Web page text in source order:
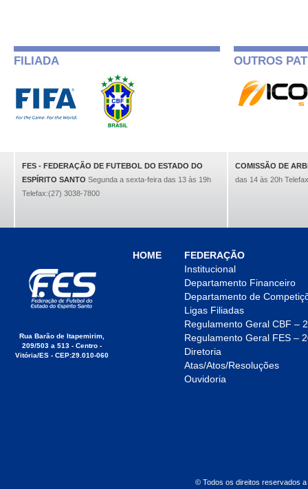
FILIADA OUTROS
FES - FEDERAÇÃO DE FUTEBOL DO ESTADO DO
ESPÍRITO SANTO Segunda a sexta-feira das 13 às 19h
Telefax:(27) 3038-7800
COMISSÃO DE
das 14 às 20h
Rua Barão de Itapemirim,
209/503 a 513 - Centro -
Vitória/ES - CEP:29.010-060
HOME
FEDERAÇÃO
Institucional
Departamento Financeiro
Departamento de
Ligas Filiadas
Regulamento Geral CBF –
Regulamento Geral FES –
Diretoria
Atas/Atos/Resoluções
Ouvidoria
© Todos os direitos reservados